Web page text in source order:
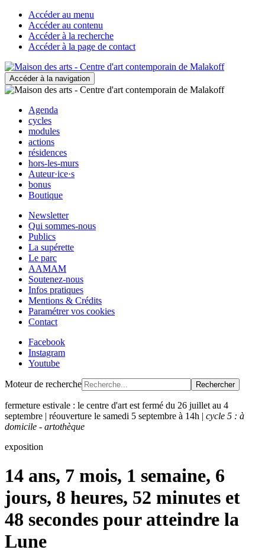
Accéder au menu
Accéder au contenu
Accéder à la recherche
Accéder à la page de contact
Accéder à la navigation
Agenda
cycles
modules
actions
résidences
hors-les-murs
Auteur·ice·s
bonus
Boutique
Newsletter
Qui sommes-nous
Publics
La supérette
Le parc
AAMAM
Soutenez-nous
Infos pratiques
Mentions & Crédits
Paramétrer vos cookies
Contact
Facebook
Instagram
Youtube
Moteur de recherche Rechercher
fermeture estivale : le centre d'art est fermé du 26 juillet au 4
septembre | réouverture le samedi 5 septembre à 14h | cycle 5 : à
domicile - artothèque
exposition
14 ans, 7 mois, 1 semaine, 6
jours, 8 heures, 52 minutes et
48 secondes pour atteindre la
Lune